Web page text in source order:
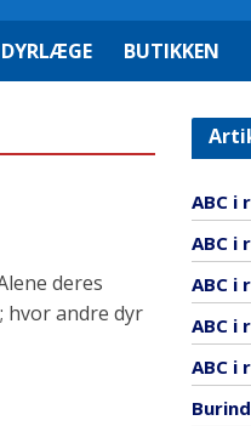
BUTIKKEN
deres
hvor andre dyr
ABC i
ABC i
ABC i
ABC
ABC i